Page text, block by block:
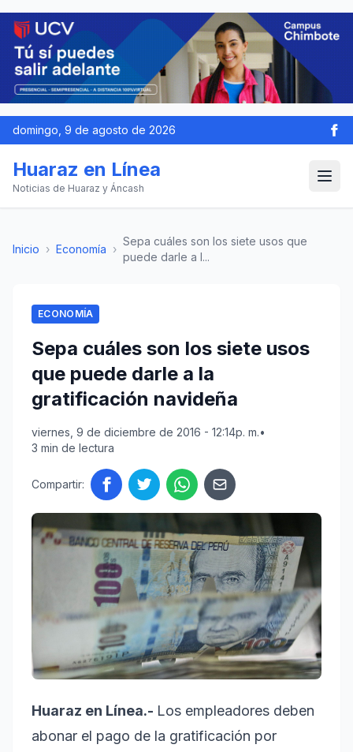
domingo, 9 de agosto de 2026
Huaraz en Línea
Noticias de Huaraz y Áncash
Inicio › Economía ›
Sepa cuáles son los siete usos que
puede darle a l...
ECONOMÍA
Sepa cuáles son los siete usos
que puede darle a la
gratificación navideña
viernes, 9 de diciembre de 2016 - 12:14p. m.•
3 min de lectura
Compartir:
Huaraz en Línea.- Los empleadores deben
abonar el pago de la gratificación por